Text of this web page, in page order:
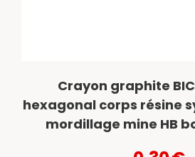
Crayon graphite
hexagonal corps résine
mordillage mine HB